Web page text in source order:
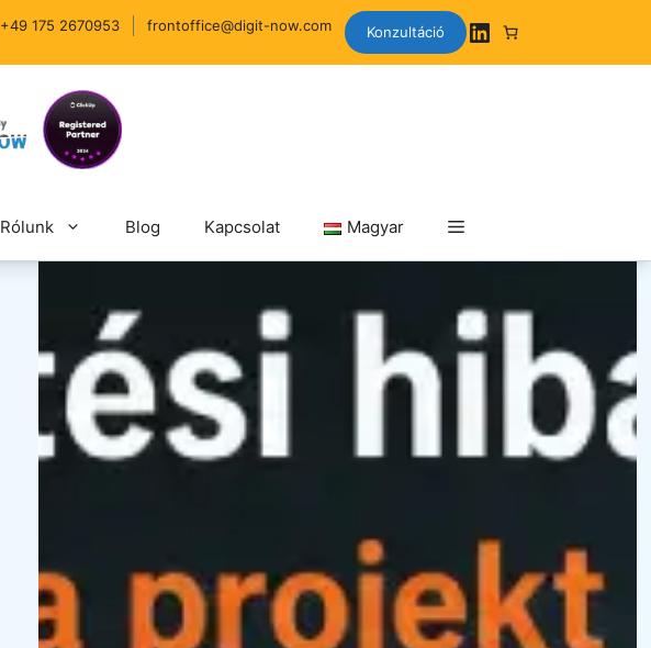
+49 175 2670953 frontoffice@digit-now.com Konzultáció
Rólunk Blog Kapcsolat Magyar